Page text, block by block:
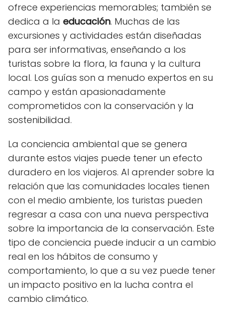
ofrece experiencias memorables; también se
dedica a la educación. Muchas de las
excursiones y actividades están diseñadas
para ser informativas, enseñando a los
turistas sobre la flora, la fauna y la cultura
local. Los guías son a menudo expertos en su
campo y están apasionadamente
comprometidos con la conservación y la
sostenibilidad.
La conciencia ambiental que se genera
durante estos viajes puede tener un efecto
duradero en los viajeros. Al aprender sobre la
relación que las comunidades locales tienen
con el medio ambiente, los turistas pueden
regresar a casa con una nueva perspectiva
sobre la importancia de la conservación. Este
tipo de conciencia puede inducir a un cambio
real en los hábitos de consumo y
comportamiento, lo que a su vez puede tener
un impacto positivo en la lucha contra el
cambio climático.